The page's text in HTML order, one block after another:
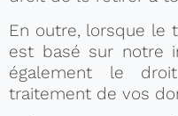
En outre, lorsque le
est basé sur notre
également le
traitement de vos